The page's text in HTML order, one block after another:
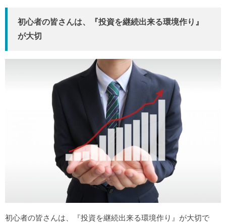
初心者の皆さんは、『投資を継続出来る環境作り』
が大切
初心者の皆さんは、『投資を継続出来る環境作り』が大切で